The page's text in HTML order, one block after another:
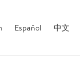
Español 中文